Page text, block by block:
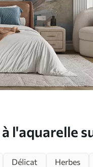
l'aquarelle
Délicat Herbes